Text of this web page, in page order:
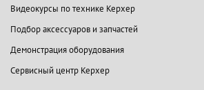
Видеокурсы по технике Керхер
Подбор аксессуаров и запчастей
Демонстрация оборудования
Сервисный центр Керхер